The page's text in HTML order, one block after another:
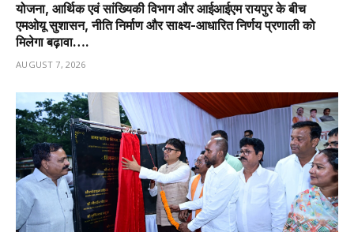
योजना, आर्थिक एवं सांख्यिकी विभाग और आईआईएम रायपुर के बीच
एमओयू सुशासन, नीति निर्माण और साक्ष्य-आधारित निर्णय प्रणाली को
मिलेगा बढ़ावा….
AUGUST 7, 2026